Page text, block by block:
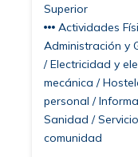
Superior
Actividades
Administración y
/ Electricidad y
mecánica /
personal /
Sanidad /
comunidad